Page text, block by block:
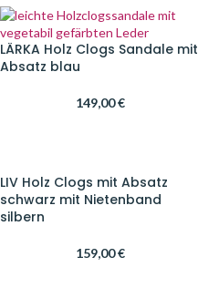
LÄRKA Holz Clogs Sandale mit
Absatz blau
149,00€
LIV Holz Clogs mit Absatz
schwarz mit Nietenband
silbern
159,00€